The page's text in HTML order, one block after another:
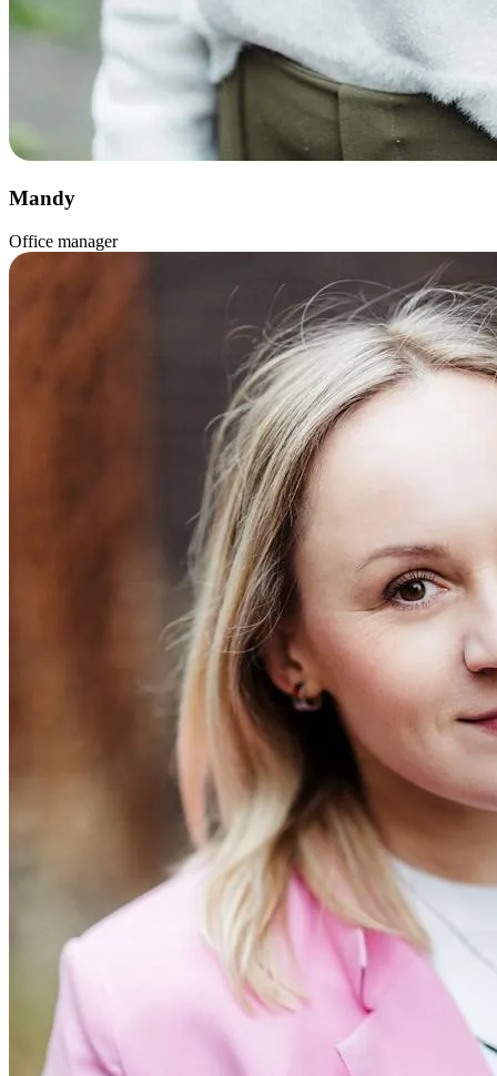
Mandy
Office manager